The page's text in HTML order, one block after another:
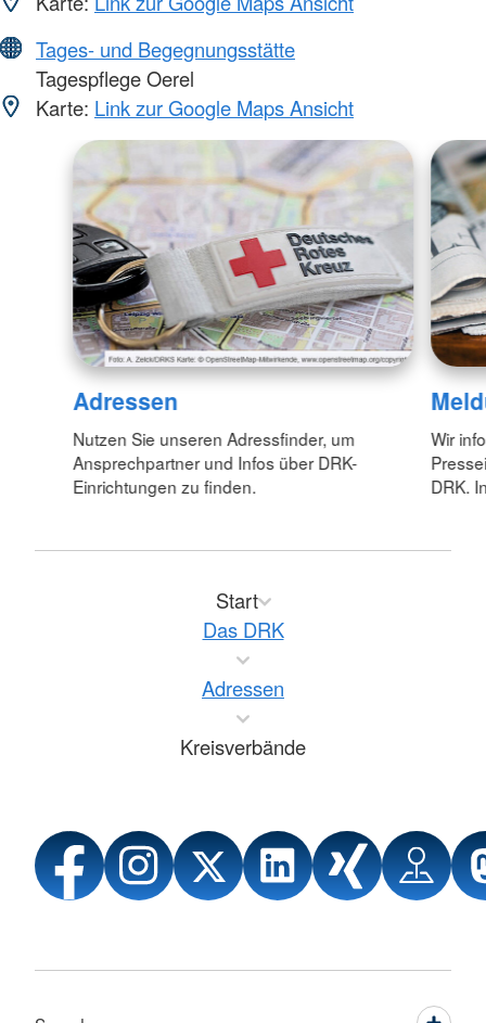
Tages- und Begegnungsstätte
Tagespflege Oerel
Karte: Link zur Google Maps Ansicht
Adressen
Nutzen Sie unseren Adressfinder, um
Ansprechpartner und Infos über DRK-
Einrichtungen zu finden.
Wir
DRK.
Start
Das DRK
Adressen
Kreisverbände